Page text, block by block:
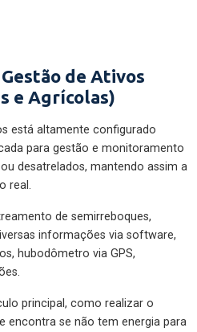
de Ativos
e Agrícolas)
está altamente configurado
para gestão e monitoramento
desatrelados, mantendo assim a
real.
de semirreboques,
informações via software,
hubodômetro via GPS,
principal, como realizar o
encontra se não tem energia para